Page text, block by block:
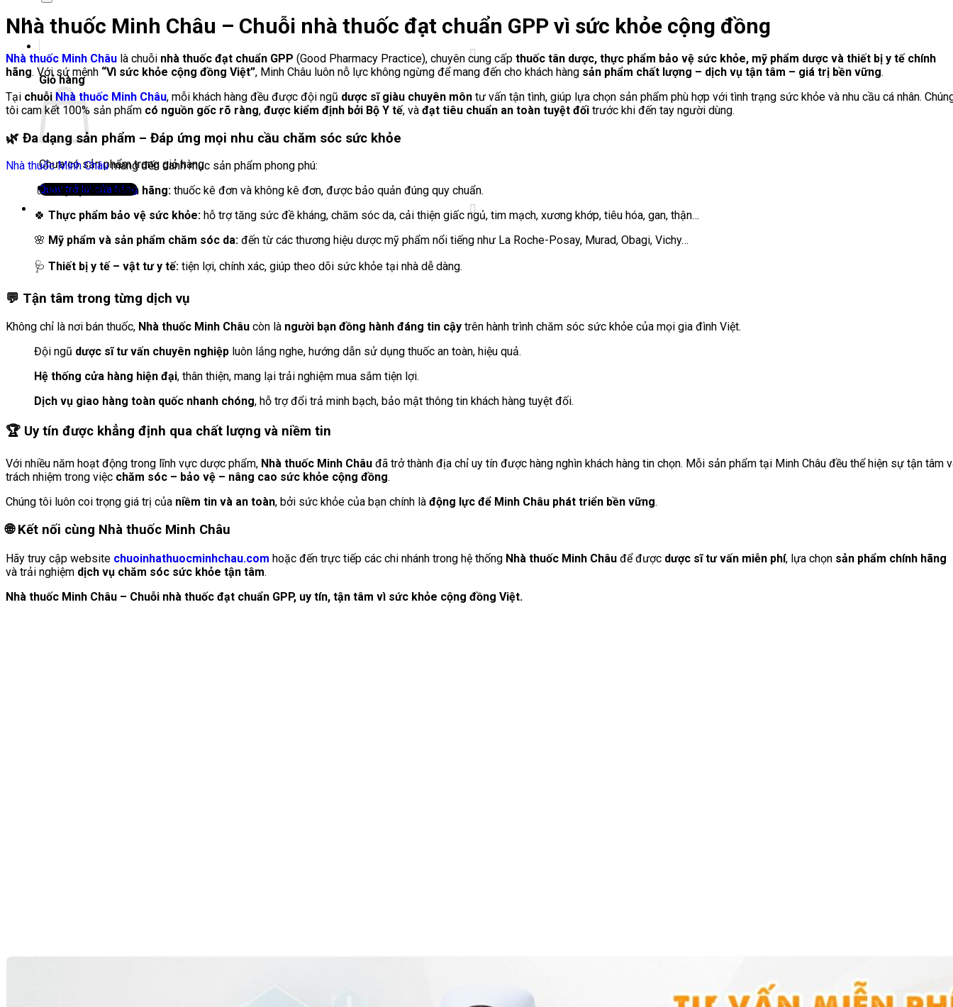
Giỏ hàng
Chưa có sản phẩm trong giỏ hàng.
Quay trở lại cửa hàng
Nhà thuốc Minh Châu – Chuỗi nhà thuốc đạt chuẩn GPP vì sức khỏe cộng đồng
Nhà thuốc Minh Châu là chuỗi nhà thuốc đạt chuẩn GPP (Good Pharmacy Practice), chuyên cung cấp thuốc tân dược, thực phẩm bảo vệ sức khỏe, mỹ phẩm dược và thiết bị y tế chính
hãng. Với sứ mệnh “Vì sức khỏe cộng đồng Việt”, Minh Châu luôn nỗ lực không ngừng để mang đến cho khách hàng sản phẩm chất lượng – dịch vụ tận tâm – giá trị bền vững.
Tại chuỗi Nhà thuốc Minh Châu, mỗi khách hàng đều được đội ngũ dược sĩ giàu chuyên môn tư vấn tận tình, giúp lựa chọn sản phẩm phù hợp với tình trạng sức khỏe và nhu cầu cá nhân.
tôi cam kết 100% sản phẩm có nguồn gốc rõ ràng, được kiểm định bởi Bộ Y tế, và đạt tiêu chuẩn an toàn tuyệt đối trước khi đến tay người dùng.
🌿 Đa dạng sản phẩm – Đáp ứng mọi nhu cầu chăm sóc sức khỏe
Nhà thuốc Minh Châumang đến danh mục sản phẩm phong phú:
💊Dược phẩm chính hãng: thuốc kê đơn và không kê đơn, được bảo quản đúng quy chuẩn.
🍀 Thực phẩm bảo vệ sức khỏe: hỗ trợ tăng sức đề kháng, chăm sóc da, cải thiện giấc ngủ, tim mạch, xương khớp, tiêu hóa, gan, thận…
🌸 Mỹ phẩm và sản phẩm chăm sóc da: đến từ các thương hiệu dược mỹ phẩm nổi tiếng như La Roche-Posay, Murad, Obagi, Vichy…
🩺 Thiết bị y tế – vật tư y tế: tiện lợi, chính xác, giúp theo dõi sức khỏe tại nhà dễ dàng.
💬 Tận tâm trong từng dịch vụ
Không chỉ là nơi bán thuốc, Nhà thuốc Minh Châu còn là người bạn đồng hành đáng tin cậy trên hành trình chăm sóc sức khỏe của mọi gia đình Việt.
Đội ngũ dược sĩ tư vấn chuyên nghiệp luôn lắng nghe, hướng dẫn sử dụng thuốc an toàn, hiệu quả.
Hệ thống cửa hàng hiện đại, thân thiện, mang lại trải nghiệm mua sắm tiện lợi.
Dịch vụ giao hàng toàn quốc nhanh chóng, hỗ trợ đổi trả minh bạch, bảo mật thông tin khách hàng tuyệt đối.
🏆 Uy tín được khẳng định qua chất lượng và niềm tin
Với nhiều năm hoạt động trong lĩnh vực dược phẩm, Nhà thuốc Minh Châu đã trở thành địa chỉ uy tín được hàng nghìn khách hàng tin chọn. Mỗi sản phẩm tại Minh Châu đều thể hiện sự tận tâm
trách nhiệm trong việc chăm sóc – bảo vệ – nâng cao sức khỏe cộng đồng.
Chúng tôi luôn coi trọng giá trị của niềm tin và an toàn, bởi sức khỏe của bạn chính là động lực để Minh Châu phát triển bền vững.
🌐Kết nối cùng Nhà thuốc Minh Châu
Hãy truy cập website chuoinhathuocminhchau.com hoặc đến trực tiếp các chi nhánh trong hệ thống Nhà thuốc Minh Châu để được dược sĩ tư vấn miễn phí, lựa chọn sản phẩm chính hãng
và trải nghiệm dịch vụ chăm sóc sức khỏe tận tâm.
Nhà thuốc Minh Châu – Chuỗi nhà thuốc đạt chuẩn GPP, uy tín, tận tâm vì sức khỏe cộng đồng Việt.